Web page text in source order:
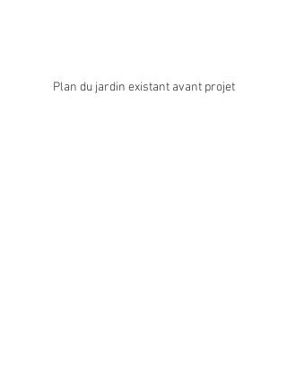
Plan du jardin existant avant projet